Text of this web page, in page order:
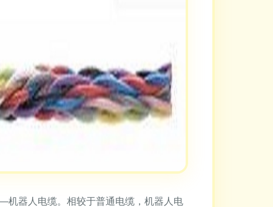
机器人电缆。相较于普通电缆，机器人电